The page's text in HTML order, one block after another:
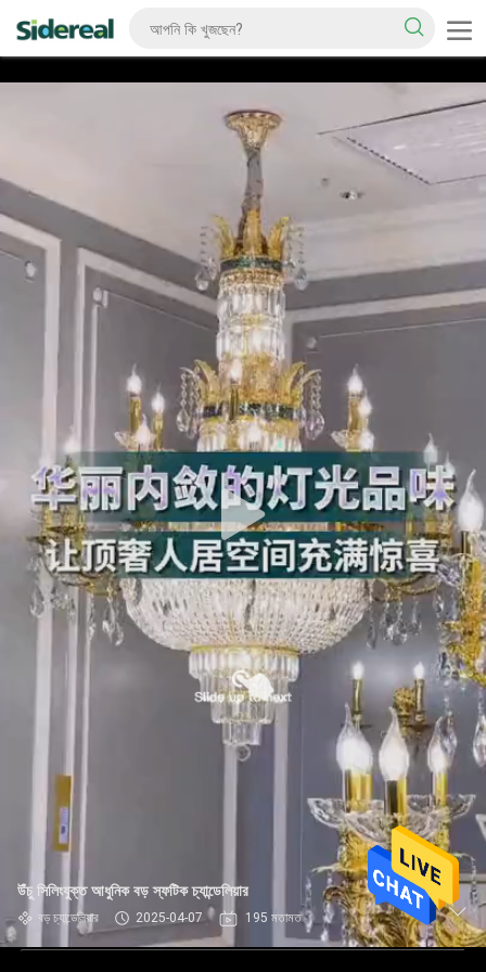
উঁচু সিলিংযুক্ত আধুনিক বড় স্ফটিক চ্যান্ডেলিয়ার
বড় চ্যান্ডেলিয়ার 2025-04-07 195 মতামত